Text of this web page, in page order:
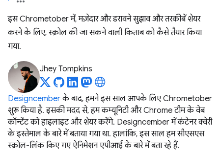
इस Chrometober में, मज़ेदार और डरावने सुझाव और तरकीबें शेयर
करने के लिए, स्क्रोल की जा सकने वाली किताब को कैसे तैयार किया
गया.
Jhey Tompkins
Designcemberके बाद, हमने इस साल आपके लिए Chrometober
शुरू किया है. इसकी मदद से, हम कम्यूनिटी और Chrome टीम के वेब
कॉन्टेंट को हाइलाइट और शेयर करेंगे. Designcember में कंटेनर क्वेरी
के इस्तेमाल के बारे में बताया गया था. हालांकि, इस साल हम सीएसएस
स्क्रोल-लिंक किए गए ऐनिमेशन एपीआई के बारे में बता रहे हैं.